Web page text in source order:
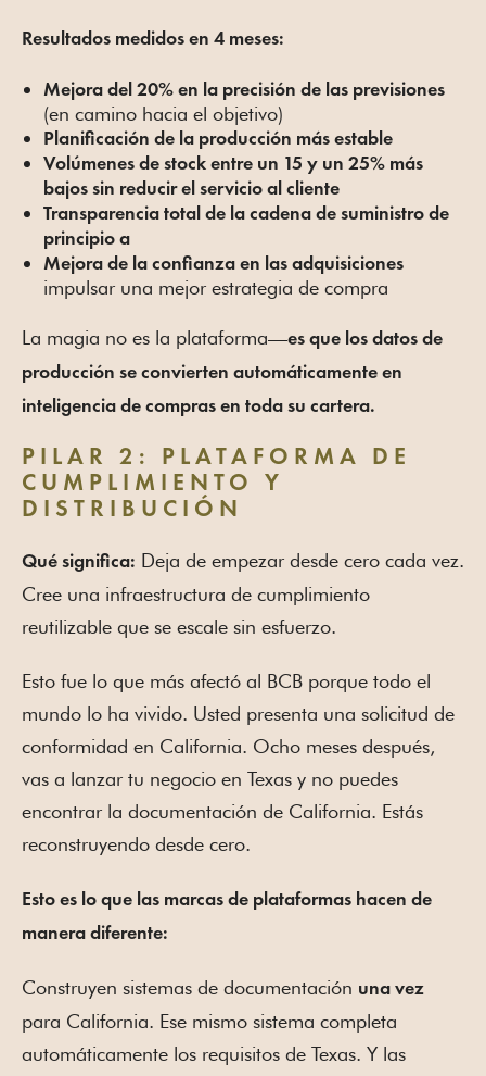
Resultados medidos en 4 meses:
Mejora del 20% en la precisión de las previsiones
(en camino hacia el objetivo)
Planificación de la producción más estable
Volúmenes de stock entre un 15 y un 25% más
bajos sin reducir el servicio al cliente
Transparencia total de la cadena de suministro de
principio a
Mejora de la confianza en las adquisiciones
impulsar una mejor estrategia de compra
La magia no es la plataforma—es que los datos de
producción se convierten automáticamente en
inteligencia de compras en toda su cartera.
PILAR 2: PLATAFORMA DE
CUMPLIMIENTO Y
DISTRIBUCIÓN
Qué significa: Deja de empezar desde cero cada vez.
Cree una infraestructura de cumplimiento
reutilizable que se escale sin esfuerzo.
Esto fue lo que más afectó al BCB porque todo el
mundo lo ha vivido. Usted presenta una solicitud de
conformidad en California. Ocho meses después,
vas a lanzar tu negocio en Texas y no puedes
encontrar la documentación de California. Estás
reconstruyendo desde cero.
Esto es lo que las marcas de plataformas hacen de
manera diferente:
Construyen sistemas de documentación una vez
para California. Ese mismo sistema completa
automáticamente los requisitos de Texas. Y las